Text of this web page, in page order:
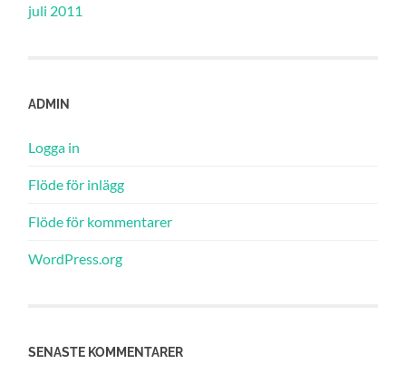
juli 2011
ADMIN
Logga in
Flöde för inlägg
Flöde för kommentarer
WordPress.org
SENASTE KOMMENTARER